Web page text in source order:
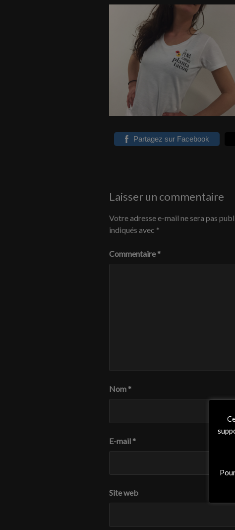
Partagez sur Facebook
Laisser un commentaire
Votre adresse e-mail ne sera pas
indiqués avec *
Commentaire*
Nom *
E-mail *
Site web